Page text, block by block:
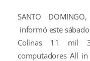
SANTO
informó este
Colinas 11 mil
computadores All